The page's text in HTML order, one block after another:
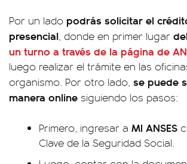
Por un lado podrás solicitar el
presencial, donde en primer lugar
un turno a través de la página de
luego realizar el trámite en las
organismo. Por otro lado, se puede
manera online siguiendo los pasos:
Primero, ingresar a MI ANSES
Clave de la Seguridad Social.